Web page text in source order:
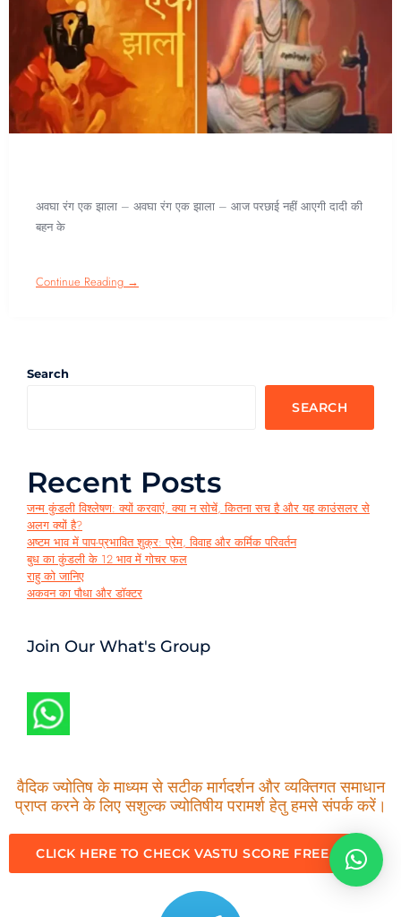
अवघा रंग एक झाला – अवघा रंग एक झाला – आज परछाई नहीं आएगी दादी की
बहन के
Continue Reading →
Search
SEARCH
Recent Posts
जन्म कुंडली विश्लेषण: क्यों करवाएं, क्या न सोचें, कितना सच है और यह काउंसलर से
अलग क्यों है?
अष्टम भाव में पाप-प्रभावित शुक्र: प्रेम, विवाह और कर्मिक परिवर्तन
बुध का कुंडली के 12 भाव में गोचर फल
राहु को जानिए
अकवन का पौधा और डॉक्टर
Join Our What's Group
वैदिक ज्योतिष के माध्यम से सटीक मार्गदर्शन और व्यक्तिगत समाधान
प्राप्त करने के लिए सशुल्क ज्योतिषीय परामर्श हेतु हमसे संपर्क करें।
CLICK HERE TO CHECK VASTU SCORE FREE